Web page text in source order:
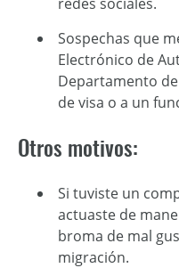
Sospechas que
Electrónico de
Departamento
de visa o a un
Otros motivos:
Si tuviste un
actuaste de
broma de mal
migración.